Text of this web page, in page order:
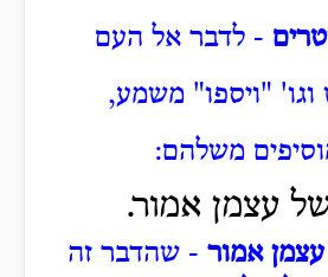
- לדבר אל העם
וגו' "ויספו" משמע,
משלהם:
עצמן אמור.
אמור - שהדבר זה